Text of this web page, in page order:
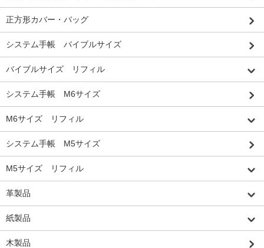
正方形カバー・バッグ
システム手帳 バイブルサイズ
バイブルサイズ リフィル
システム手帳 M6サイズ
M6サイズ リフィル
システム手帳 M5サイズ
M5サイズ リフィル
革製品
紙製品
木製品